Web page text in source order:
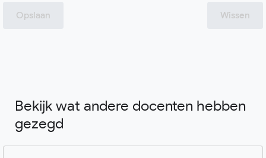
Opslaan Wissen
Bekijk wat andere docenten hebben
gezegd